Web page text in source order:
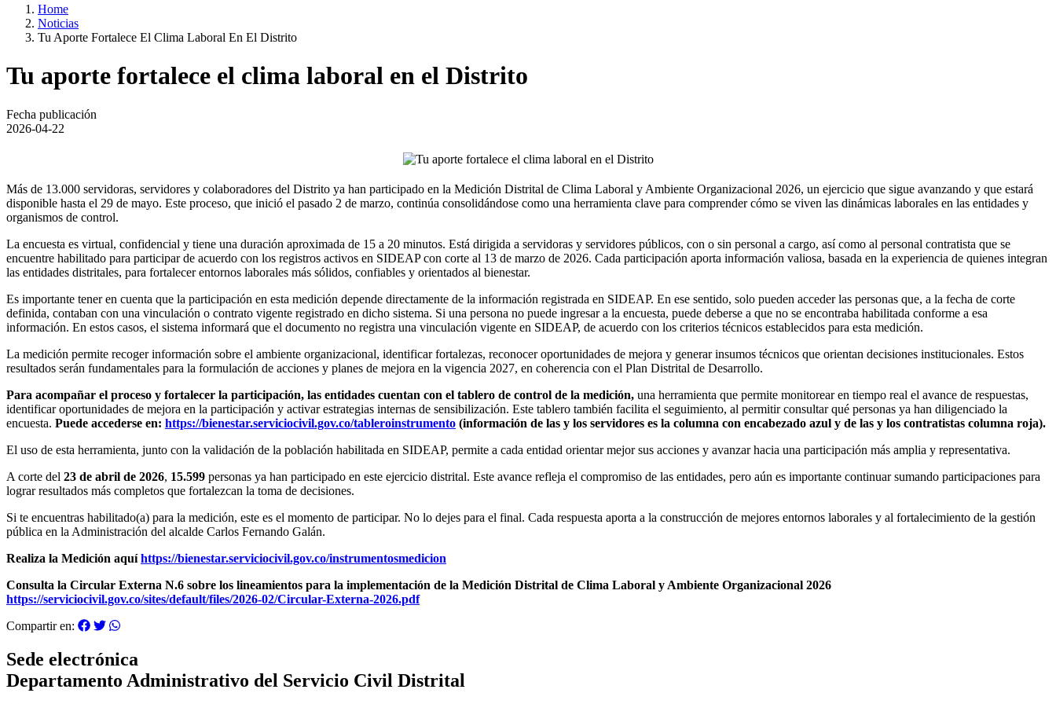
Home
Noticias
Tu Aporte Fortalece El Clima Laboral En El Distrito
Tu aporte fortalece el clima laboral en el Distrito
Fecha publicación
2026-04-22
Más de 13.000 servidoras, servidores y colaboradores del Distrito ya han participado en la Medición Distrital de Clima Laboral y Ambiente Organizacional 2026, un ejercicio que sigue avanzando y que estará
disponible hasta el 29 de mayo. Este proceso, que inició el pasado 2 de marzo, continúa consolidándose como una herramienta clave para comprender cómo se viven las dinámicas laborales en las entidades y
organismos de control.
La encuesta es virtual, confidencial y tiene una duración aproximada de 15 a 20 minutos. Está dirigida a servidoras y servidores públicos, con o sin personal a cargo, así como al personal contratista que se
encuentre habilitado para participar de acuerdo con los registros activos en SIDEAP con corte al 13 de marzo de 2026. Cada participación aporta información valiosa, basada en la experiencia de quienes integran
las entidades distritales, para fortalecer entornos laborales más sólidos, confiables y orientados al bienestar.
Es importante tener en cuenta que la participación en esta medición depende directamente de la información registrada en SIDEAP. En ese sentido, solo pueden acceder las personas que, a la fecha de corte
definida, contaban con una vinculación o contrato vigente registrado en dicho sistema. Si una persona no puede ingresar a la encuesta, puede deberse a que no se encontraba habilitada conforme a esa
información. En estos casos, el sistema informará que el documento no registra una vinculación vigente en SIDEAP, de acuerdo con los criterios técnicos establecidos para esta medición.
La medición permite recoger información sobre el ambiente organizacional, identificar fortalezas, reconocer oportunidades de mejora y generar insumos técnicos que orientan decisiones institucionales. Estos
resultados serán fundamentales para la formulación de acciones y planes de mejora en la vigencia 2027, en coherencia con el Plan Distrital de Desarrollo.
Para acompañar el proceso y fortalecer la participación, las entidades cuentan con el tablero de control de la medición, una herramienta que permite monitorear en tiempo real el avance de respuestas,
identificar oportunidades de mejora en la participación y activar estrategias internas de sensibilización. Este tablero también facilita el seguimiento, al permitir consultar qué personas ya han diligenciado la
encuesta. Puede accederse en: https://bienestar.serviciocivil.gov.co/tableroinstrumento (información de las y los servidores es la columna con encabezado azul y de las y los contratistas columna roja).
El uso de esta herramienta, junto con la validación de la población habilitada en SIDEAP, permite a cada entidad orientar mejor sus acciones y avanzar hacia una participación más amplia y representativa.
A corte del 23 de abril de 2026, 15.599 personas ya han participado en este ejercicio distrital. Este avance refleja el compromiso de las entidades, pero aún es importante continuar sumando participaciones para
lograr resultados más completos que fortalezcan la toma de decisiones.
Si te encuentras habilitado(a) para la medición, este es el momento de participar. No lo dejes para el final. Cada respuesta aporta a la construcción de mejores entornos laborales y al fortalecimiento de la gestión
pública en la Administración del alcalde Carlos Fernando Galán.
Realiza la Medición aquíhttps://bienestar.serviciocivil.gov.co/instrumentosmedicion
Consulta la Circular Externa N.6 sobre los lineamientos para la implementación de la Medición Distrital de Clima Laboral y Ambiente Organizacional 2026
https://serviciocivil.gov.co/sites/default/files/2026-02/Circular-Externa-2026.pdf
Compartir en:
Sede electrónica
Departamento Administrativo del Servicio Civil Distrital